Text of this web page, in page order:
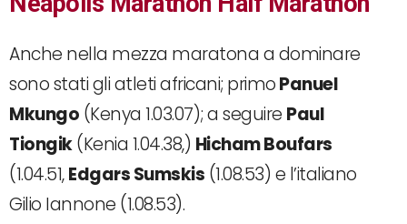
Anche nella mezza maratona a dominare
sono stati gli atleti africani; primoPanuel
Mkungo (Kenya 1.03.07); a seguire Paul
Tiongik(Kenia 1.04.38,) Hicham Boufars
(1.04.51,Edgars Sumskis (1.08.53) e l’italiano
Gilio Iannone (1.08.53).